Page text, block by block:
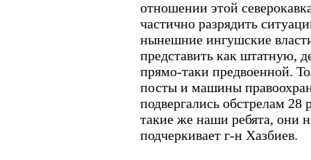
отношении этой
частично разрядить
нынешние ингушские
представить как штатную,
прямо-таки предвоенной.
посты и машины
подвергались обстрелам
такие же наши ребята, они
подчеркивает г-н Хазбиев.